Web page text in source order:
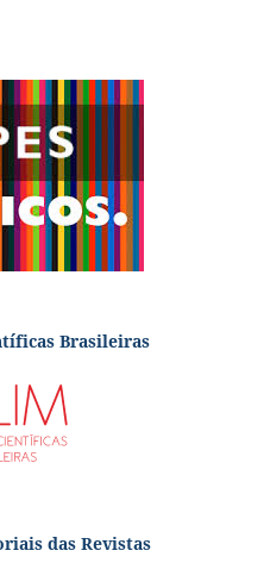
Brasileiras
das Revistas